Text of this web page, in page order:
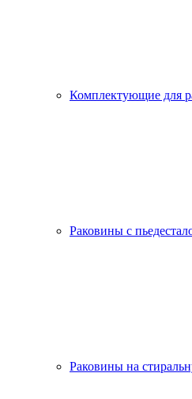
Комплектующие для
Раковины с
Раковины на